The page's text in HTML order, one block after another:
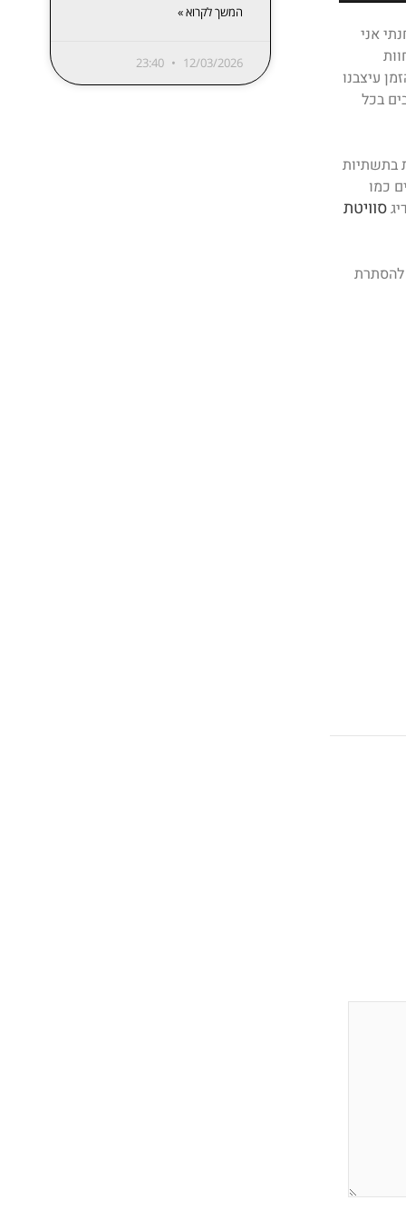
אני
עיצבנו
בכל
בתשתיות
כמו
סוויטת
להסתרת
המשך לקרוא »
12/03/2026